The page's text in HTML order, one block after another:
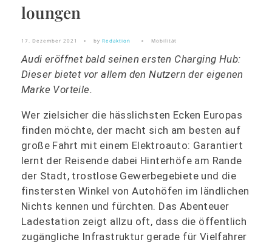
loungen
17. Dezember 2021 by Redaktion Mobilität
Audi eröffnet bald seinen ersten Charging Hub:
Dieser bietet vor allem den Nutzern der eigenen
Marke Vorteile.
Wer zielsicher die hässlichsten Ecken Europas
finden möchte, der macht sich am besten auf
große Fahrt mit einem Elektroauto: Garantiert
lernt der Reisende dabei Hinterhöfe am Rande
der Stadt, trostlose Gewerbegebiete und die
finstersten Winkel von Autohöfen im ländlichen
Nichts kennen und fürchten. Das Abenteuer
Ladestation zeigt allzu oft, dass die öffentlich
zugängliche Infrastruktur gerade für Vielfahrer